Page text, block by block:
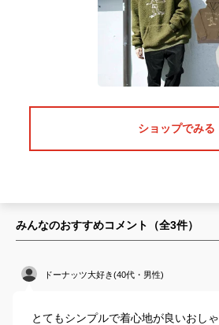
ショップでみる
みんなのおすすめコメント（全3件）
ドーナッツ大好き(40代・男性)
とてもシンプルで着心地が良いおし